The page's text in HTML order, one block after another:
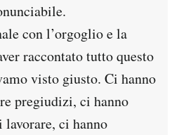
con l’orgoglio e la
raccontato tutto questo
visto giusto. Ci hanno
pregiudizi, ci hanno
ci hanno